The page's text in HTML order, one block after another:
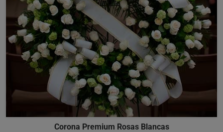
Corona Premium Rosas Blancas